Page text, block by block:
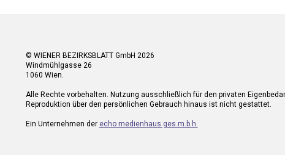
© WIENER BEZIRKSBLATT GmbH 2026
Windmühlgasse 26
1060 Wien.
Alle Rechte vorbehalten. Nutzung ausschließlich für den privaten
Reproduktion über den persönlichen Gebrauch hinaus ist nicht gestattet.
Ein Unternehmen der echo medienhaus ges.m.b.h.